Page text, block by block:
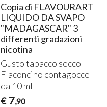
Copia di FLAVOURART
LIQUIDO DA SVAPO
"MADAGASCAR" 3
differenti gradazioni
nicotina
Gusto tabacco secco –
Flaconcino contagocce
da 10 ml
€ 7,90